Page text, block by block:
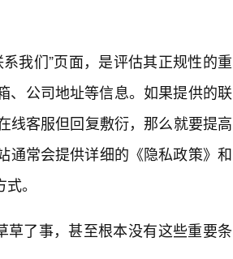
系我们”页面，是评估其正规性的重
、公司地址等信息。如果提供的联
线客服但回复敷衍，那么就要提高
通常会提供详细的《隐私政策》和
。
草了事，甚至根本没有这些重要条